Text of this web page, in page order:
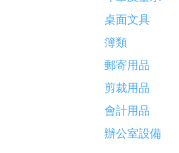
桌面文具
簿類
郵寄用品
剪裁用品
會計用品
辦公室設備